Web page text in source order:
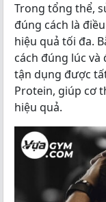
Trong tổng thể,
đúng cách là
hiệu quả tối đa.
cách đúng lúc
tận dụng được
Protein, giúp cơ
hiệu quả.